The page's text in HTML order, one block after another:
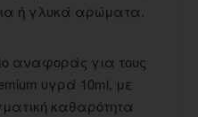
ή γλυκά αρώματα.
αναφοράς για τους
υγρά 10ml, με
καθαρότητα